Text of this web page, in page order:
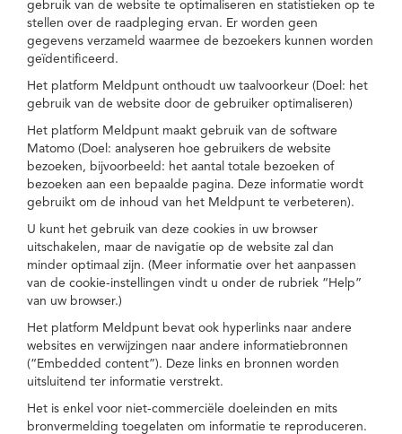
gebruik van de website te optimaliseren en statistieken op te
stellen over de raadpleging ervan. Er worden geen
gegevens verzameld waarmee de bezoekers kunnen worden
geïdentificeerd.
Het platform Meldpunt onthoudt uw taalvoorkeur (Doel: het
gebruik van de website door de gebruiker optimaliseren)
Het platform Meldpunt maakt gebruik van de software
Matomo (Doel: analyseren hoe gebruikers de website
bezoeken, bijvoorbeeld: het aantal totale bezoeken of
bezoeken aan een bepaalde pagina. Deze informatie wordt
gebruikt om de inhoud van het Meldpunt te verbeteren).
U kunt het gebruik van deze cookies in uw browser
uitschakelen, maar de navigatie op de website zal dan
minder optimaal zijn. (Meer informatie over het aanpassen
van de cookie-instellingen vindt u onder de rubriek “Help”
van uw browser.)
Het platform Meldpunt bevat ook hyperlinks naar andere
websites en verwijzingen naar andere informatiebronnen
(“Embedded content”). Deze links en bronnen worden
uitsluitend ter informatie verstrekt.
Het is enkel voor niet-commerciële doeleinden en mits
bronvermelding toegelaten om informatie te reproduceren.